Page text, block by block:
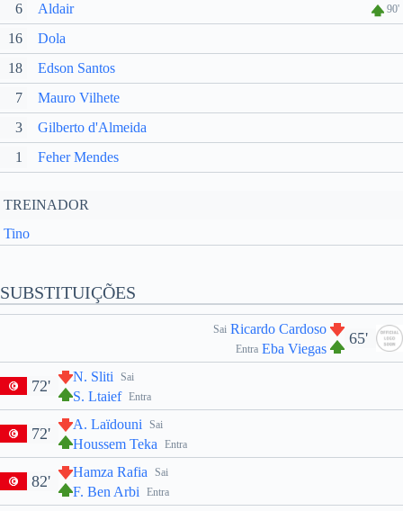
6 Aldair 90'
16
Dola
18
Edson Santos
7
Mauro Vilhete
3
Gilberto d'Almeida
1
Feher Mendes
TREINADOR
Tino
SUBSTITUIÇÕES
65'
Sai Ricardo Cardoso
Entra Eba Viegas
Sai
N. Sliti
Entra
S. Ltaief
72'
Sai
A. Laïdouni
Entra
Houssem Teka
72'
Sai
Hamza Rafia
Entra
F. Ben Arbi
82'